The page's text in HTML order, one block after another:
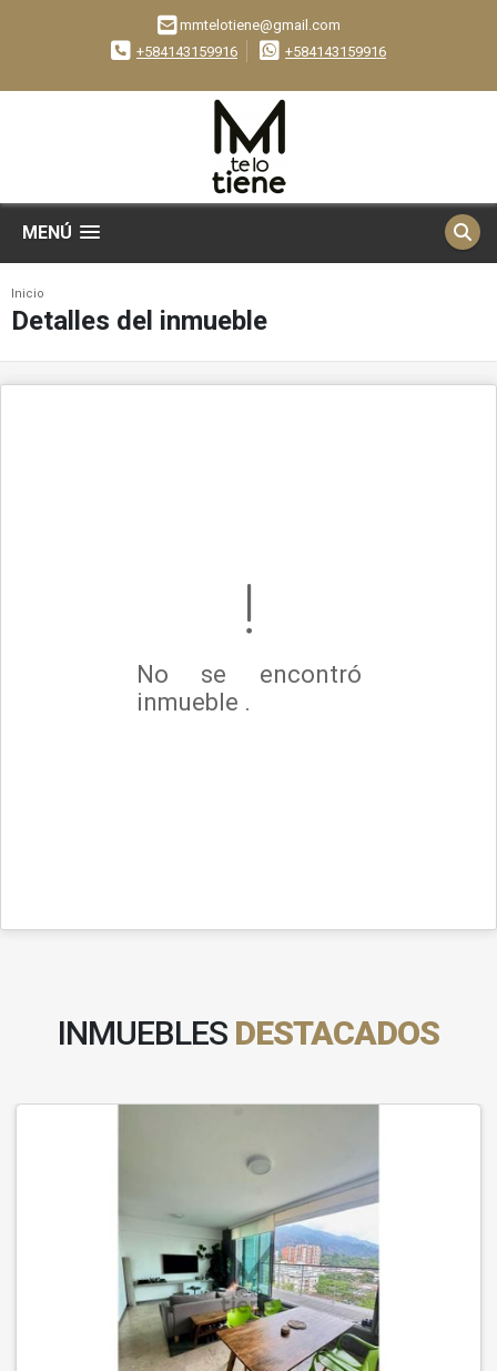
mmtelotiene@gmail.com
+584143159916
+584143159916
MENÚ
Inicio
Detalles del inmueble
No se encontró
inmueble .
INMUEBLES DESTACADOS